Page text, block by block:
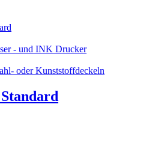
- und INK Drucker
oder Kunststoffdeckeln